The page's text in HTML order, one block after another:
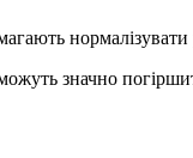
нормалізувати
значно